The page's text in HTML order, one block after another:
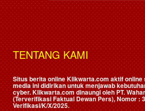
TENTANG KAMI
Situs berita online Klikwarta.com aktif online
media ini didirikan untuk menjawab
cyber. Klikwarta.com dinaungi oleh PT.
(Terverifikasi Faktual Dewan Pers), Nomor :
Verifikasi/K/X/2025.